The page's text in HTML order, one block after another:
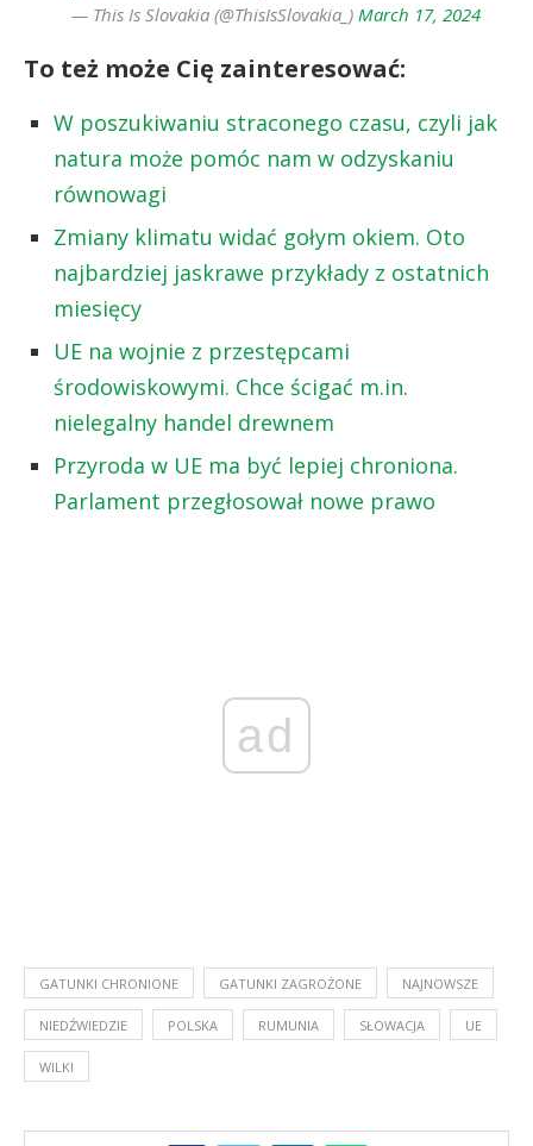
— This Is Slovakia (@ThisIsSlovakia_) March 17, 2024
To też może Cię zainteresować:
W poszukiwaniu straconego czasu, czyli jak
natura może pomóc nam w odzyskaniu
równowagi
Zmiany klimatu widać gołym okiem. Oto
najbardziej jaskrawe przykłady z ostatnich
miesięcy
UE na wojnie z przestępcami
środowiskowymi. Chce ścigać m.in.
nielegalny handel drewnem
Przyroda w UE ma być lepiej chroniona.
Parlament przegłosował nowe prawo
ad
GATUNKI CHRONIONE GATUNKI ZAGROŻONE NAJNOWSZE
NIEDŹWIEDZIE POLSKA RUMUNIA SŁOWACJA UE
WILKI